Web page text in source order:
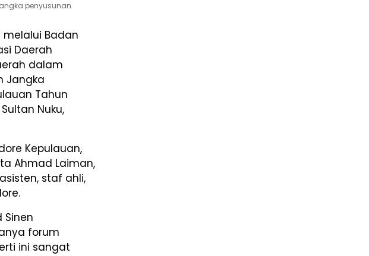
penyusunan
melalui Badan
Daerah
dalam
Jangka
Tahun
Nuku,
Kepulauan,
Ahmad Laiman,
staf ahli,
forum
ini sangat